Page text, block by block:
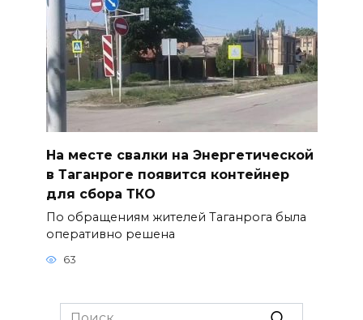
На месте свалки на Энергетической
в Таганроге появится контейнер
для сбора ТКО
По обращениям жителей Таганрога была
оперативно решена
63
Search